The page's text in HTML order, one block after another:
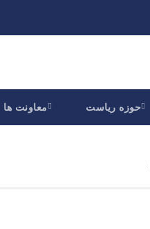
حوزه ریاست معاونت ها